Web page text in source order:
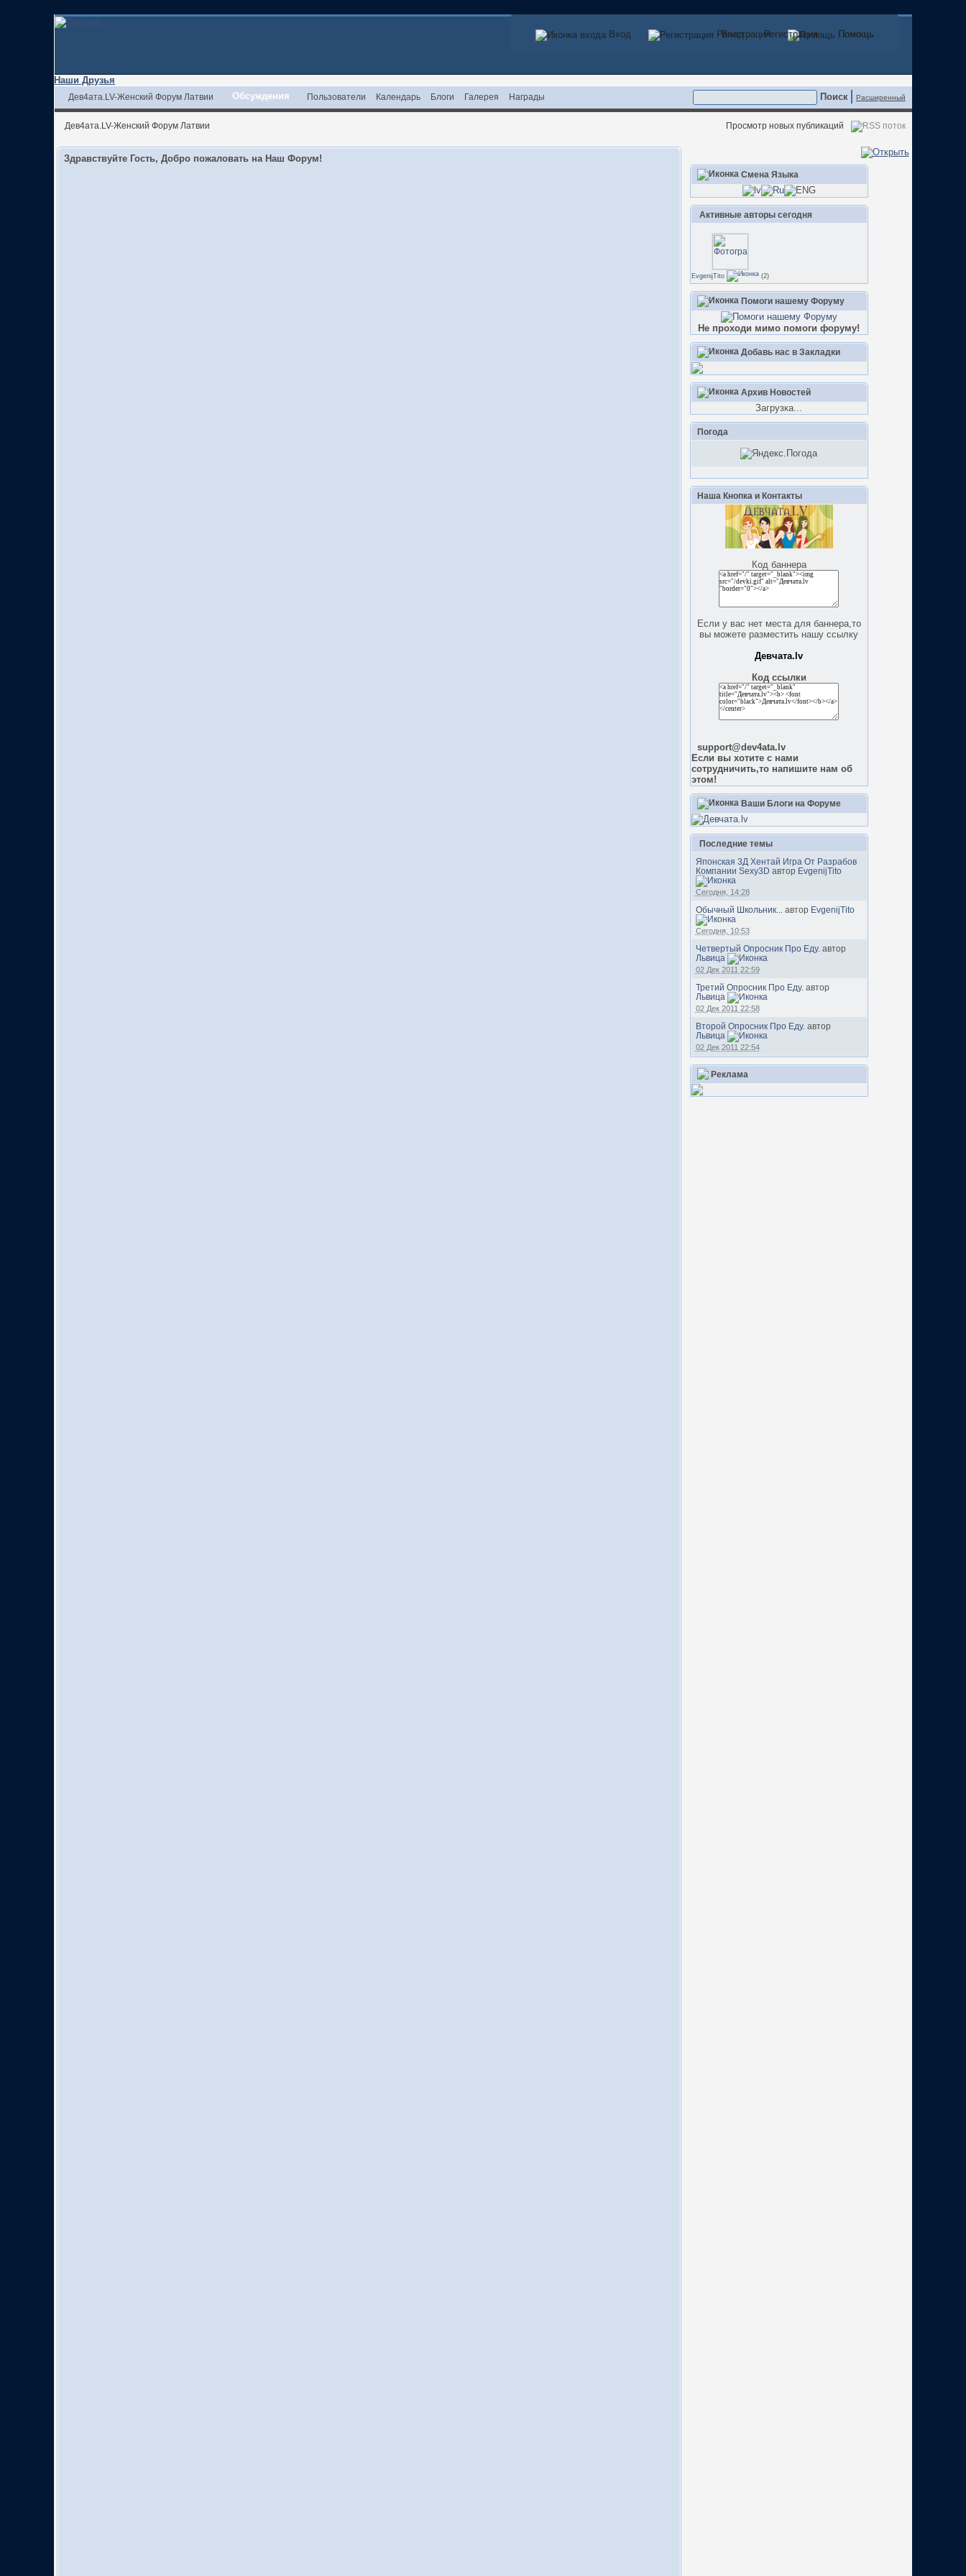
Вход Регистрация Помощь
Вход Регистрация Помощь
Наши Друзья
Расширенный
Дев4ата.LV-Женский Форум Латвии Обсуждения Пользователи Календарь Блоги Галерея Награды
Дев4ата.LV-Женский Форум Латвии Просмотр новых публикаций
Смена Языка
Активные авторы сегодня
EvgenijTito (2)
Помоги нашему Форуму
Не проходи мимо помоги форуму!
Добавь нас в Закладки
Архив Новостей
Загрузка...
Погода
Наша Кнопка и Контакты
Код баннера
Если у вас нет места для баннера,то
вы можете разместить нашу ссылку
Девчата.lv
Код ссылки
support@dev4ata.lv
Если вы хотите с нами
сотрудничить,то напишите нам об
этом!
Ваши Блоги на Форуме
Последние темы
Японская 3Д Хентай Игра От Разрабов
Компании Sexy3D автор EvgenijTito
Сегодня, 14:28
Обычный Школьник... автор EvgenijTito
Сегодня, 10:53
Четвертый Опросник Про Еду. автор
Львица
02 Дек 2011 22:59
Третий Опросник Про Еду. автор
Львица
02 Дек 2011 22:58
Второй Опросник Про Еду. автор
Львица
02 Дек 2011 22:54
Реклама
Здравствуйте Гость, Добро пожаловать на Наш Форум!